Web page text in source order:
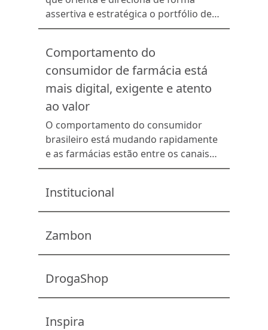
assertiva e estratégica o portfólio de
produtos da farmácia. Idealizada e
exclusivo de redes e farmácias
associadas, a solução utiliza dados do
mercado farmacêutico fornecidos pela
IQVIA e Clouse-Up para analisar o mix
de produtos de determinada região,
produzindo comparativos […]
Comportamento do
consumidor de farmácia está
mais digital, exigente e atento
ao valor
O comportamento do consumidor
brasileiro está mudando rapidamente
e as farmácias estão entre os canais
que mais sentem essa transformação.
de compra, quais fatores geram
fidelização e como os clientes se
tornou-se fundamental para qualquer
operação que busca crescimento
debatidos […]
Institucional
Zambon
DrogaShop
Inspira